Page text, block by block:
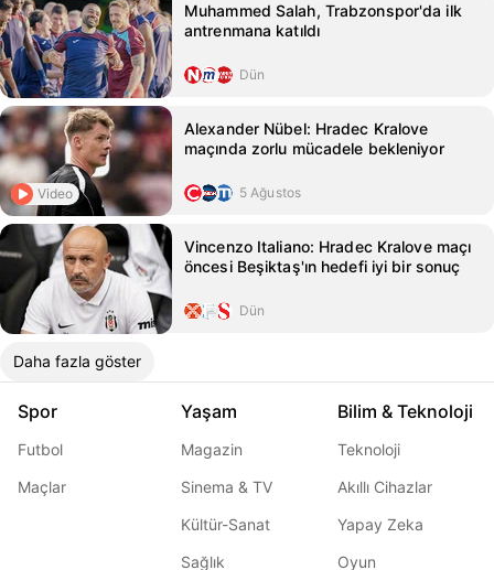
Muhammed Salah, Trabzonspor'da ilk
antrenmana katıldı
Dün
Video
Alexander Nübel: Hradec Kralove
maçında zorlu mücadele bekleniyor
5 Ağustos
Vincenzo Italiano: Hradec Kralove maçı
öncesi Beşiktaş'ın hedefi iyi bir sonuç
Dün
Daha fazla göster
Spor
Futbol
Maçlar
Yaşam
Magazin
Sinema & TV
Kültür-Sanat
Sağlık
Bilim & Teknoloji
Teknoloji
Akıllı Cihazlar
Yapay Zeka
Oyun